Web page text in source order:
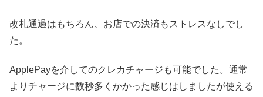
改札通過はもちろん、お店での決済もストレスなしでし
た。
ApplePayを介してのクレカチャージも可能でした。通常
よりチャージに数秒多くかかった感じはしましたが使える